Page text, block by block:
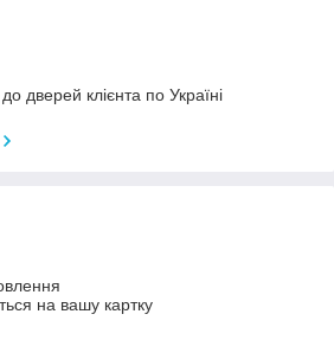
дверей клієнта по Україні
на вашу картку